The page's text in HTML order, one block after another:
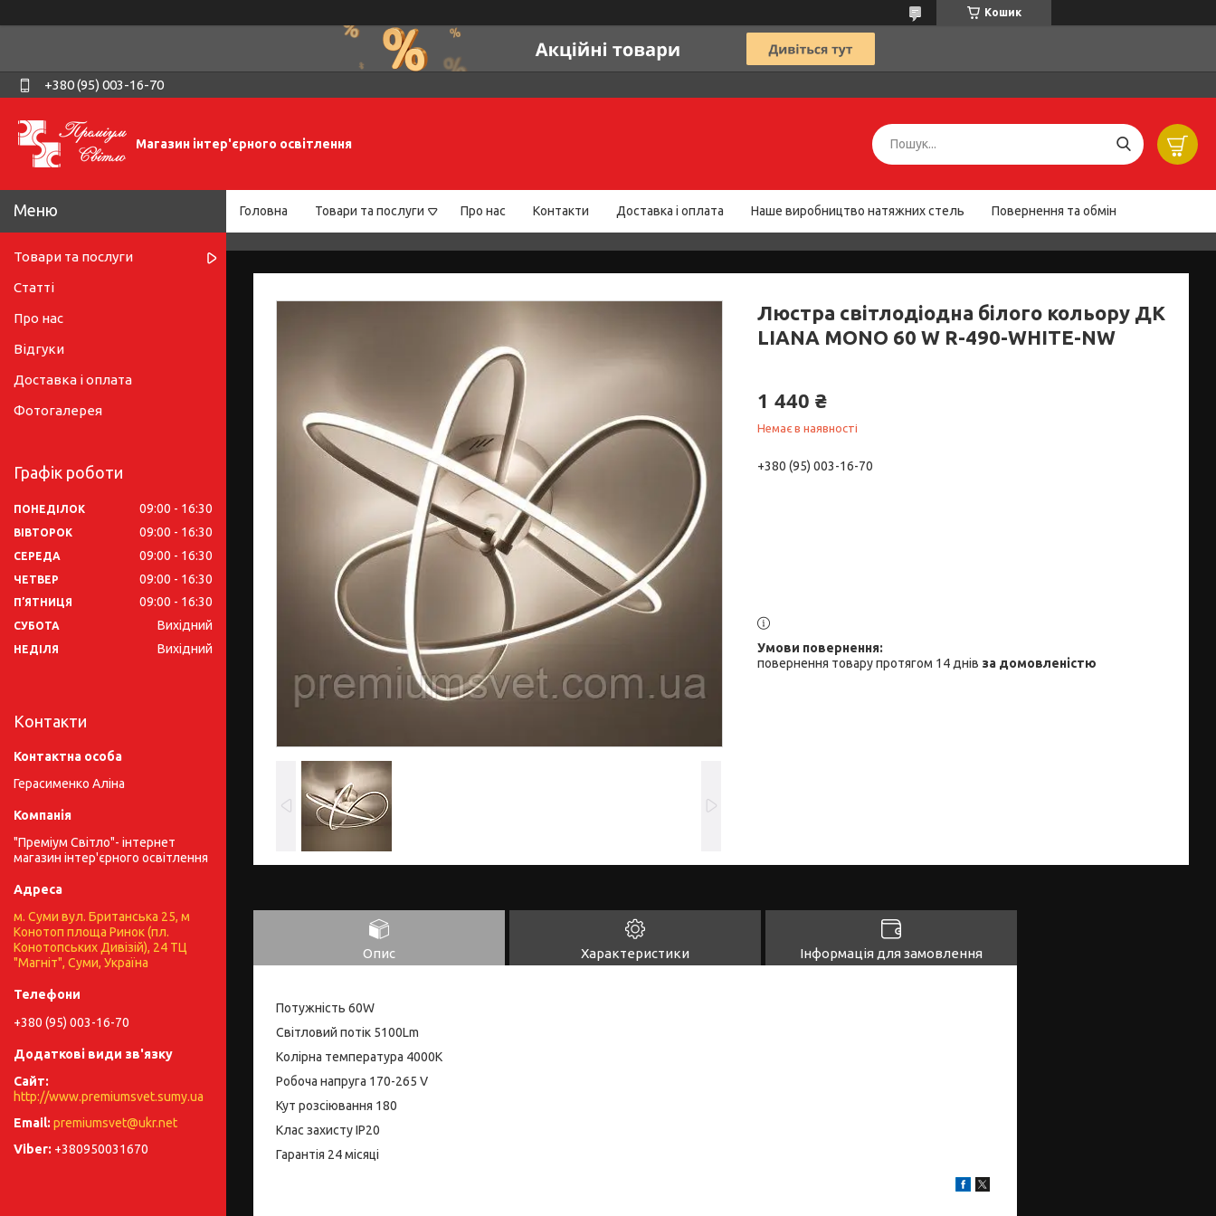
Кошик
+380 (95) 003-16-70
Магазин інтер'єрного освітлення
Головна Товари та послуги Про нас Контакти Доставка і оплата Наше виробництво натяжних стель Повернення та обмін
Люстра світлодіодна білого кольору ДК
LIANA MONO 60 W R-490-WHITE-NW
1 440 ₴
Немає в наявності
+380 (95) 003-16-70
повернення товару протягом 14 днів за домовленістю
Опис Характеристики Інформація для замовлення
Потужність 60W
Світловий потік 5100Lm
Колірна температура 4000К
Робоча напруга 170-265 V
Кут розсіювання 180
Клас захисту IP20
Гарантія 24 місяці
Товари та послуги
Статті
Про нас
Відгуки
Доставка і оплата
Фотогалерея
Графік роботи
ПОНЕДІЛОК 09:00 16:30
ВІВТОРОК 09:00 16:30
СЕРЕДА 09:00 16:30
ЧЕТВЕР 09:00 16:30
ПʼЯТНИЦЯ 09:00 16:30
СУБОТА Вихідний
НЕДІЛЯ Вихідний
Контакти
Герасименко Аліна
"Преміум Світло"- інтернет
магазин інтер'єрного освітлення
м. Суми вул. Британська 25, м
Конотоп площа Ринок (пл.
Конотопських Дивізій), 24 ТЦ
"Магніт", Суми, Україна
+380 (95) 003-16-70
http://www.premiumsvet.sumy.ua
premiumsvet@ukr.net
+380950031670